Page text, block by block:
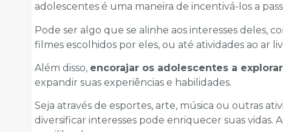
adolescentes é uma maneira de incentivá-los a
Pode ser algo que se alinhe aos interesses deles,
filmes escolhidos por eles, ou até atividades ao ar
Além disso, encorajar os adolescentes a
expandir suas experiências e habilidades.
Seja através de esportes, arte, música ou outras
diversificar interesses pode enriquecer suas vidas.